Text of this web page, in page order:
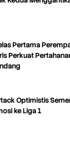
Pertama
Perkuat
Optimistis
ke Liga 1